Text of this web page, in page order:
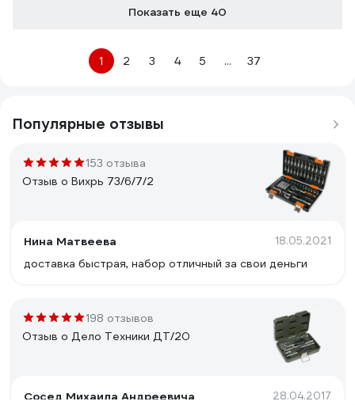
Показать еще 40
1 2 3 4 5 ... 37
Популярные отзывы
153 отзыва
Отзыв о Вихрь 73/6/7/2
Нина Матвеева 18.05.2021
доставка быстрая, набор отличный за свои деньги
198 отзывов
Отзыв о Дело Техники ДТ/20
Сосед Михаила Андреевича 28.04.2017